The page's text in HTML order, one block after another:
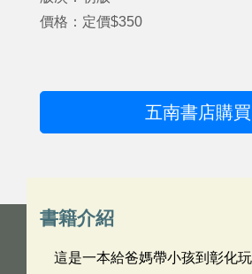
價格：定價$350
五南書店購買
書籍介紹
這是一本給爸媽帶小孩到彰化